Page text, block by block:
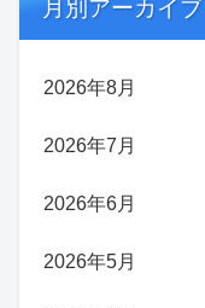
月別アーカイブ
2026年8月
2026年7月
2026年6月
2026年5月